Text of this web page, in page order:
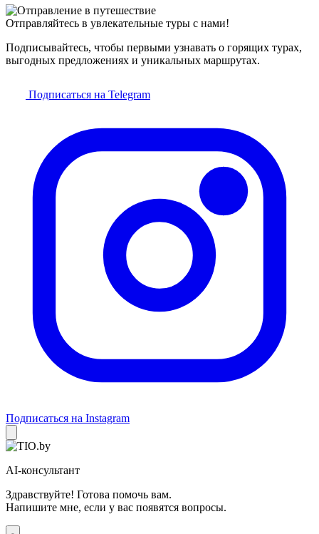
Отправляйтесь в увлекательные туры с нами!
Подписывайтесь, чтобы первыми узнавать о горящих турах,
выгодных предложениях и уникальных маршрутах.
Подписаться на Telegram
Подписаться на Instagram
AI-консультант
Здравствуйте! Готова помочь вам.
Напишите мне, если у вас появятся вопросы.